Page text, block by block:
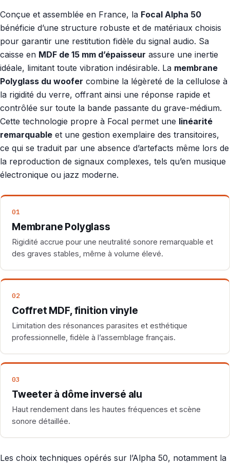
Conçue et assemblée en France, la Focal Alpha 50
bénéficie d’une structure robuste et de matériaux choisis
pour garantir une restitution fidèle du signal audio. Sa
caisse en MDF de 15 mm d’épaisseur assure une inertie
idéale, limitant toute vibration indésirable. La membrane
Polyglass du woofer combine la légèreté de la cellulose à
la rigidité du verre, offrant ainsi une réponse rapide et
contrôlée sur toute la bande passante du grave-médium.
Cette technologie propre à Focal permet une linéarité
remarquable et une gestion exemplaire des transitoires,
ce qui se traduit par une absence d’artefacts même lors de
la reproduction de signaux complexes, tels qu’en musique
électronique ou jazz moderne.
01
Membrane Polyglass
Rigidité accrue pour une neutralité sonore remarquable et
des graves stables, même à volume élevé.
02
Coffret MDF, finition vinyle
Limitation des résonances parasites et esthétique
professionnelle, fidèle à l’assemblage français.
03
Tweeter à dôme inversé alu
Haut rendement dans les hautes fréquences et scène
sonore détaillée.
Les choix techniques opérés sur l’Alpha 50, notamment la